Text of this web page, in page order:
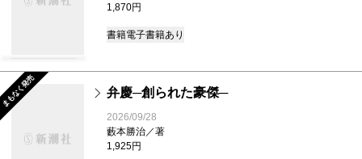
1,870円
書籍電子書籍あり
まもなく発売 弁慶─創られた豪傑─
2026/09/28
藪本勝治／著
1,925円